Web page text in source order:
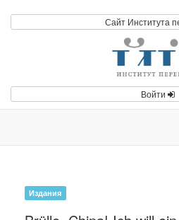
Сайт Института
Войти
Издания